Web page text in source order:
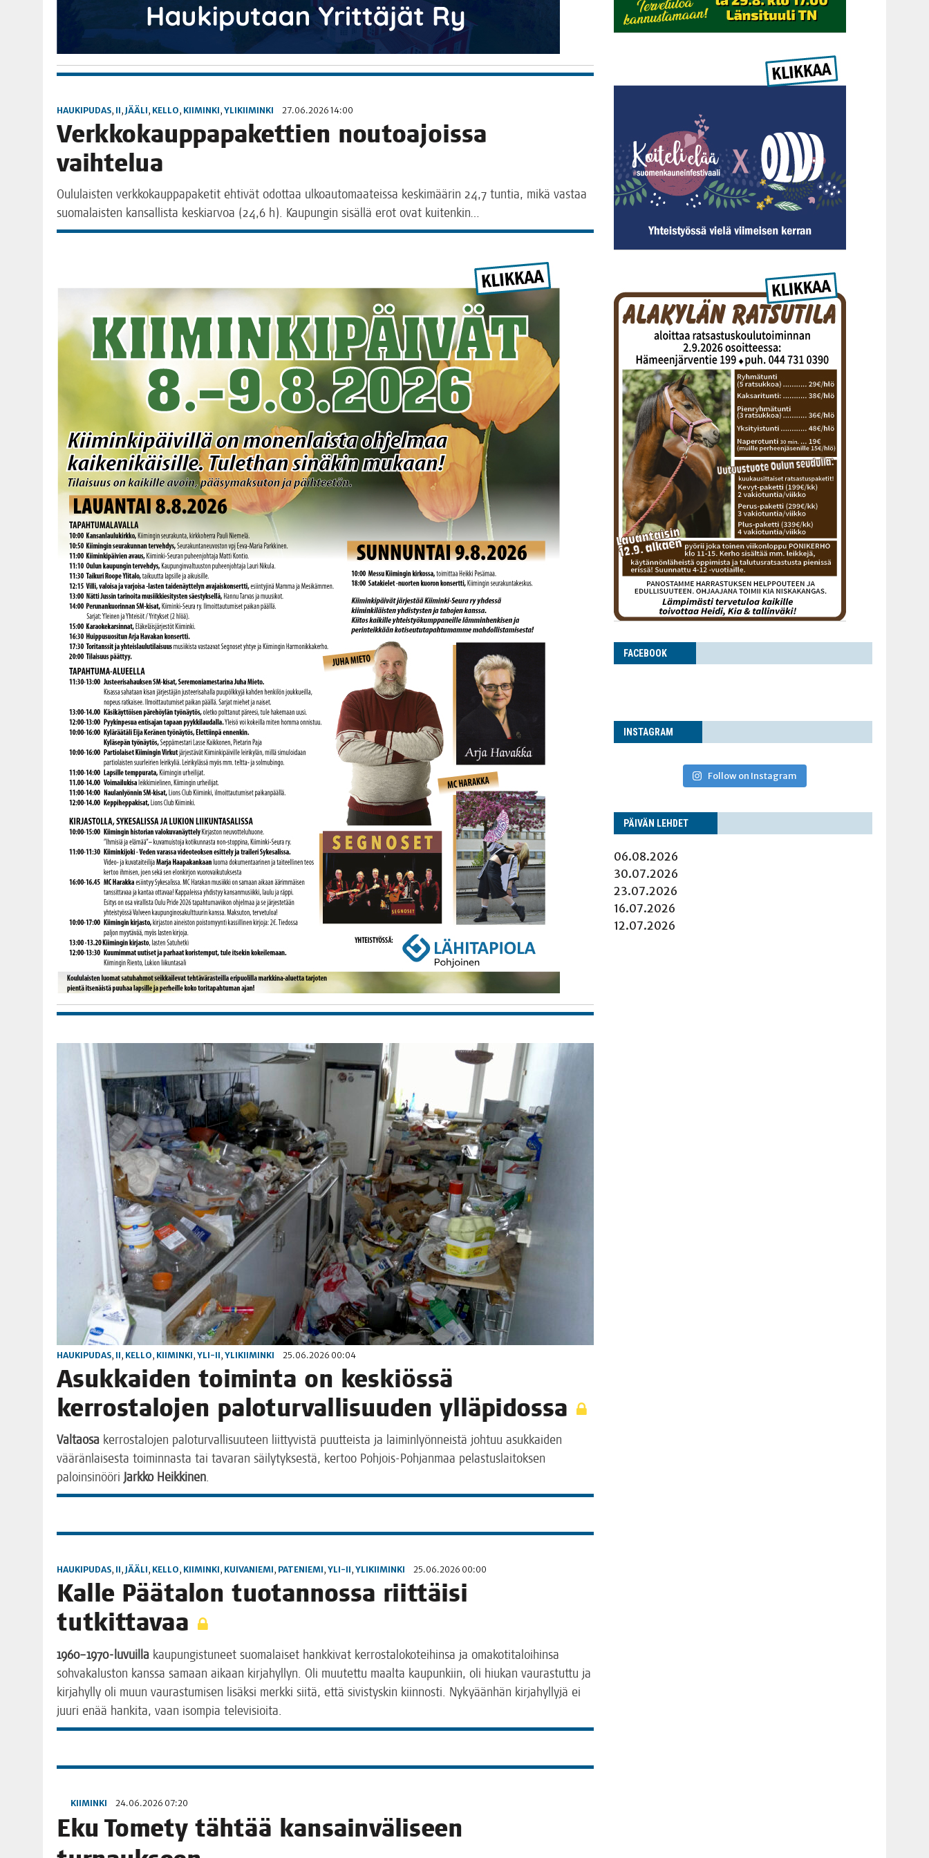
HAUKIPUDAS, II, JÄÄLI, KELLO, KIIMINKI, YLIKIIMINKI 27.06.2026 14:00
Verk­ko­kaup­pa­pa­ket­tien nou­toa­jois­sa
vaihtelua
Oulu­lais­ten verk­ko­kaup­pa­pa­ke­tit ehti­vät odot­taa ulkoau­to­maa­teis­sa kes­ki­mää­rin 24,7 tun­tia, mikä vas­taa
suo­ma­lais­ten kan­sal­lis­ta kes­kiar­voa (24,6 h). Kau­pun­gin sisäl­lä erot ovat kuitenkin…
HAUKIPUDAS, II, KELLO, KIIMINKI, YLI-II, YLIKIIMINKI 25.06.2026 00:04
Asuk­kai­den toi­min­ta on kes­kiös­sä
ker­ros­ta­lo­jen palo­tur­val­li­suu­den ylläpidossa
Val­tao­sa ker­ros­ta­lo­jen palo­tur­val­li­suu­teen liit­ty­vis­tä puut­teis­ta ja lai­min­lyön­neis­tä joh­tuu asuk­kai­den
vää­rän­lai­ses­ta toi­min­nas­ta tai tava­ran säi­ly­tyk­ses­tä, ker­too Poh­jois-Poh­jan­maa pelas­tus­lai­tok­sen
paloin­si­nöö­ri Jark­ko Heik­ki­nen.
HAUKIPUDAS, II, JÄÄLI, KELLO, KIIMINKI, KUIVANIEMI, PATENIEMI, YLI-II, YLIKIIMINKI 25.06.2026 00:00
Kal­le Pää­ta­lon tuo­tan­nos­sa riit­täi­si
tutkittavaa
1960–1970-luvuilla kau­pun­gis­tu­neet suo­ma­lai­set hank­ki­vat ker­ros­ta­lo­ko­tei­hin­sa ja oma­ko­ti­ta­loi­hin­sa
soh­va­ka­lus­ton kans­sa samaan aikaan kir­ja­hyl­lyn. Oli muu­tet­tu maal­ta kau­pun­kiin, oli hiu­kan vau­ras­tut­tu ja
kir­ja­hyl­ly oli muun vau­ras­tu­mi­sen lisäk­si merk­ki sii­tä, että sivis­tys­kin kiin­nos­ti. Nyky­ään­hän kir­ja­hyl­ly­jä ei
juu­ri enää han­ki­ta, vaan isom­pia televisioita.
KIIMINKI 24.06.2026 07:20
Eku Tome­ty täh­tää kan­sain­vä­li­seen
FACE­BOOK
INS­TA­GRAM
Follow on Instagram
PÄI­VÄN LEHDET
06.08.2026
30.07.2026
23.07.2026
16.07.2026
12.07.2026